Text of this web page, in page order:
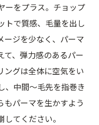
ーをプラス。チョップ
トで質感、毛量を出し
ージを少なく、パーマ
て、弾力感のあるパー
グは全体に空気をい
、中間～毛先を指巻き
もパーマを生かすよう
てください。